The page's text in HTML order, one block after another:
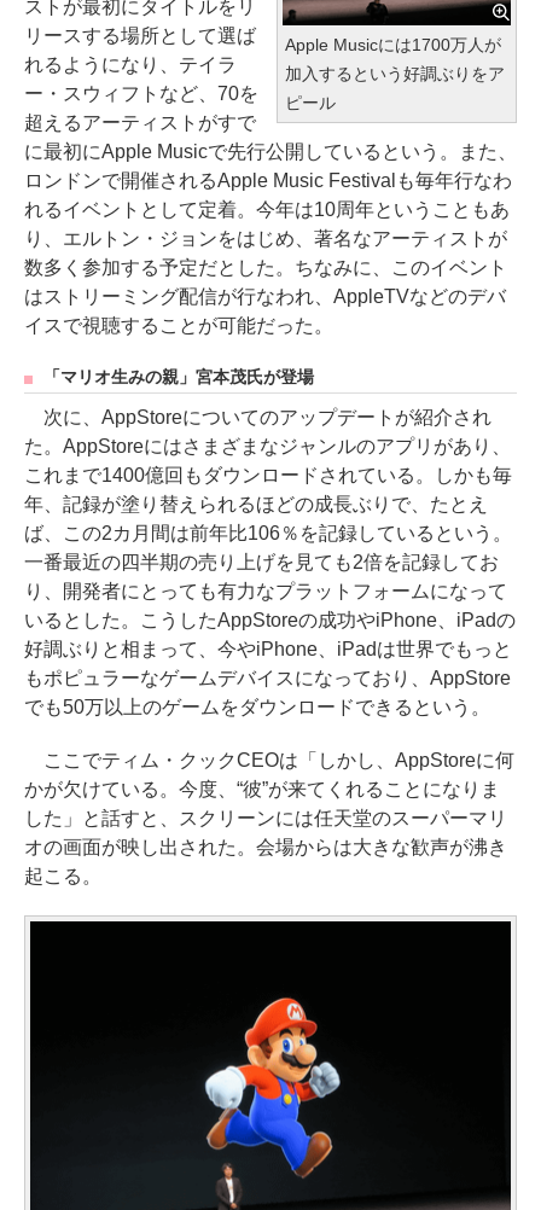
Apple Musicには1700万人が
加入するという好調ぶりをア
ピール
ストが最初にタイトルをリ
リースする場所として選ば
れるようになり、テイラ
ー・スウィフトなど、70を
超えるアーティストがすで
に最初にApple Musicで先行公開しているという。また、
ロンドンで開催されるApple Music Festivalも毎年行なわ
れるイベントとして定着。今年は10周年ということもあ
り、エルトン・ジョンをはじめ、著名なアーティストが
数多く参加する予定だとした。ちなみに、このイベント
はストリーミング配信が行なわれ、AppleTVなどのデバ
イスで視聴することが可能だった。
「マリオ生みの親」宮本茂氏が登場
次に、AppStoreについてのアップデートが紹介され
た。AppStoreにはさまざまなジャンルのアプリがあり、
これまで1400億回もダウンロードされている。しかも毎
年、記録が塗り替えられるほどの成長ぶりで、たとえ
ば、この2カ月間は前年比106％を記録しているという。
一番最近の四半期の売り上げを見ても2倍を記録してお
り、開発者にとっても有力なプラットフォームになって
いるとした。こうしたAppStoreの成功やiPhone、iPadの
好調ぶりと相まって、今やiPhone、iPadは世界でもっと
もポピュラーなゲームデバイスになっており、AppStore
でも50万以上のゲームをダウンロードできるという。
ここでティム・クックCEOは「しかし、AppStoreに何
かが欠けている。今度、“彼”が来てくれることになりま
した」と話すと、スクリーンには任天堂のスーパーマリ
オの画面が映し出された。会場からは大きな歓声が沸き
起こる。